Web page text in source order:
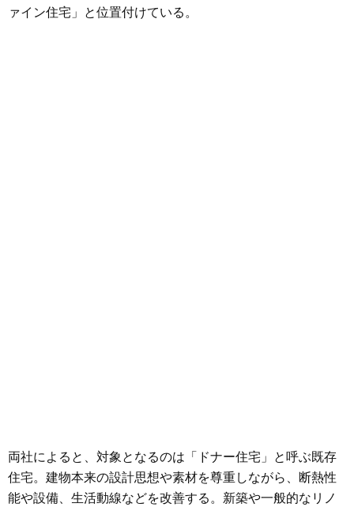
ァイン住宅」と位置付けている。
両社によると、対象となるのは「ドナー住宅」と呼ぶ既存
住宅。建物本来の設計思想や素材を尊重しながら、断熱性
能や設備、生活動線などを改善する。新築や一般的なリノ